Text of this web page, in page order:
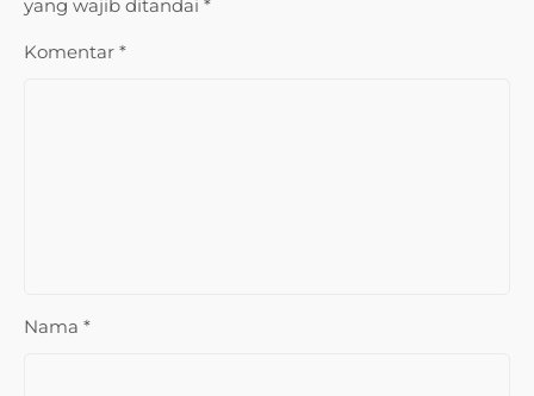
yang wajib ditandai *
Komentar *
Nama *